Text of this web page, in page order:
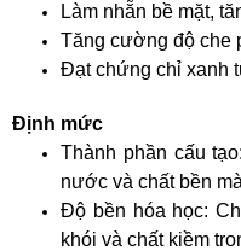
Làm nhẵn bề mặt,
Tăng cường độ che
Đạt chứng chỉ xanh
Định mức
Thành phần cấu
nước và chất bền
Độ bền hóa học:
khói và chất kiềm